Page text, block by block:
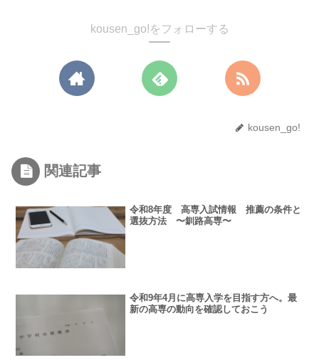
kousen_go!をフォローする
kousen_go!
関連記事
令和8年度 高専入試情報 推薦の条件と
選抜方法 〜釧路高専〜
令和9年4月に高専入学を目指す方へ。最
新の高専の動向を確認しておこう